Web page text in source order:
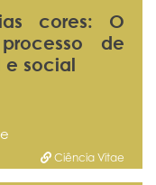
cores: O
de
e social
Ciência Vitae